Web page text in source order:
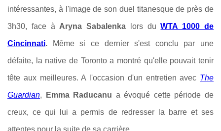
intéressantes, à l'image de son duel titanesque de près de
3h30, face à Aryna Sabalenka lors duWTA 1000 de
Cincinnati. Même si ce dernier s'est conclu par une
défaite, la native de Toronto a montré qu'elle pouvait tenir
tête aux meilleures. A l'occasion d'un entretien avec The
Guardian, Emma Raducanu a évoqué cette période de
creux, ce qui lui a permis de redresser la barre et ses
attentes pour la suite de sa carrière.